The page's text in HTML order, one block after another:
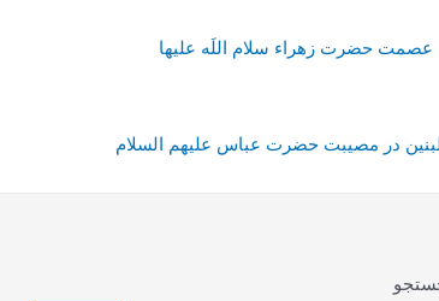
عصمت حضرت زهراء سلام اللَه علیها
در مصیبت حضرت عباس علیهم السلام